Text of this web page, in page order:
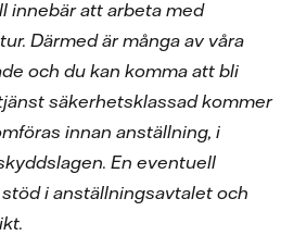
innebär att arbeta med
Därmed är många av våra
och du kan komma att bli
säkerhetsklassad kommer
innan anställning, i
En eventuell
i anställningsavtalet och